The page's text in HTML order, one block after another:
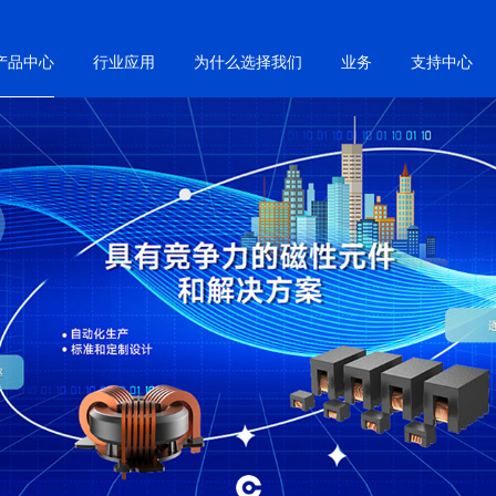
品中心 行业应用 为什么选择我们 业务 支持中心